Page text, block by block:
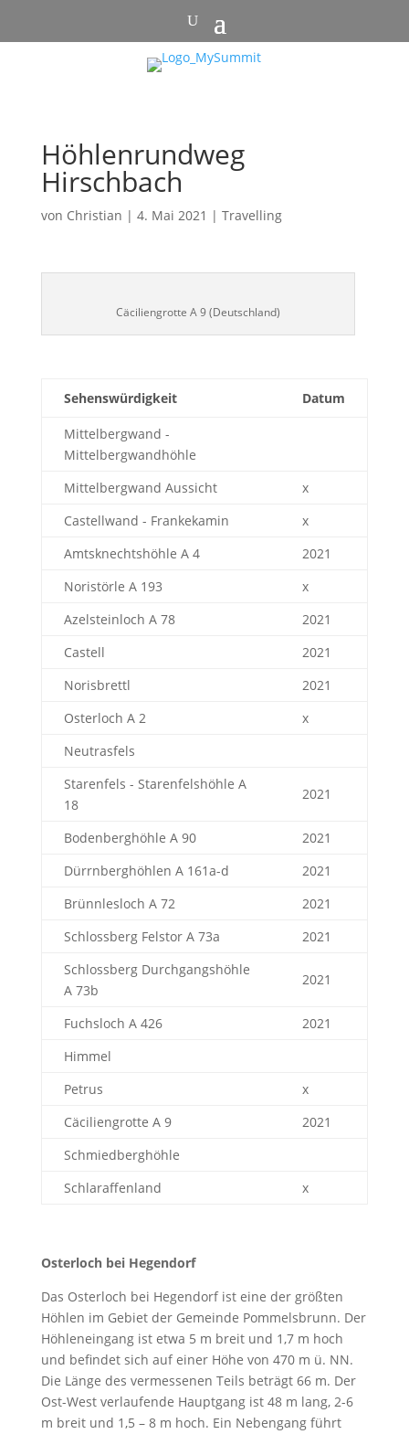
Höhlenrundweg
Hirschbach
von Christian | 4. Mai 2021 | Travelling
Cäciliengrotte A 9 (Deutschland)
Sehenswürdigkeit Datum
Mittelbergwand -
Mittelbergwandhöhle
Mittelbergwand Aussicht
x
Castellwand - Frankekamin
x
Amtsknechtshöhle A 4
2021
Noristörle A 193
x
Azelsteinloch A 78
2021
Castell
2021
Norisbrettl
2021
Osterloch A 2
x
Neutrasfels
Starenfels - Starenfelshöhle A
18
2021
Bodenberghöhle A 90
2021
Dürrnberghöhlen A 161a-d
2021
Brünnlesloch A 72
2021
Schlossberg Felstor A 73a
2021
Schlossberg Durchgangshöhle
A 73b
2021
Fuchsloch A 426
2021
Himmel
Petrus
x
Cäciliengrotte A 9
2021
Schmiedberghöhle
Schlaraffenland
x
Osterloch bei Hegendorf
Das Osterloch bei Hegendorf ist eine der größten
Höhlen im Gebiet der Gemeinde Pommelsbrunn. Der
Höhleneingang ist etwa 5 m breit und 1,7 m hoch
und befindet sich auf einer Höhe von 470 m ü. NN.
Die Länge des vermessenen Teils beträgt 66 m. Der
Ost-West verlaufende Hauptgang ist 48 m lang, 2-6
m breit und 1,5 – 8 m hoch. Ein Nebengang führt